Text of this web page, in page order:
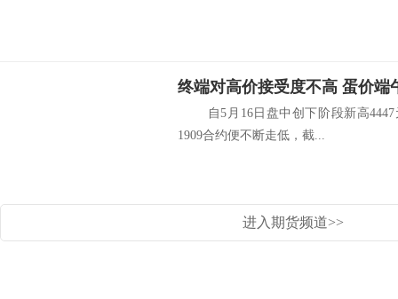
终端对高价接受度不高 蛋价端
自5月16日盘中创下阶段新高4447
1909合约便不断走低，截...
进入期货频道>>